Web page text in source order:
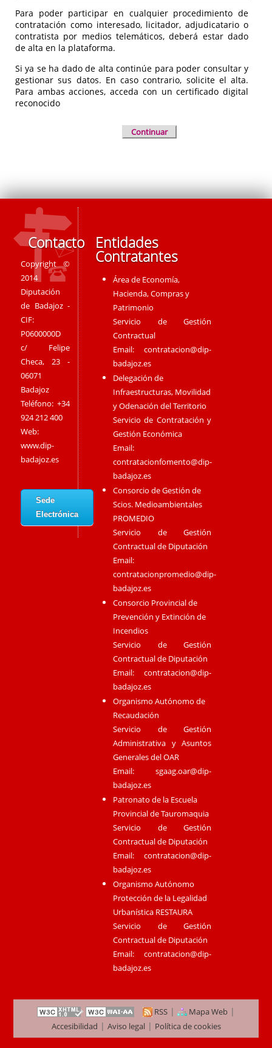
Para poder participar en cualquier procedimiento de
contratación como interesado, licitador, adjudicatario o
contratista por medios telemáticos, deberá estar dado
de alta en la plataforma.
Si ya se ha dado de alta continúe para poder consultar y
gestionar sus datos. En caso contrario, solicite el alta.
Para ambas acciones, acceda con un certificado digital
reconocido
Continuar
Contacto
Copyright ©
2014
Diputación
de Badajoz -
CIF:
P0600000D
c/ Felipe
Checa, 23 -
06071
Badajoz
Teléfono: +34
924 212 400
Web:
www.dip-
badajoz.es
Sede
Electrónica
Entidades
Contratantes
Área de Economía,
Hacienda, Compras y
Patrimonio
Servicio de Gestión
Contractual
Email:contratacion@dip-
badajoz.es
Delegación de
Infraestructuras, Movilidad
y Odenación del Territorio
Servicio de Contratación y
Gestión Económica
Email:
contratacionfomento@dip-
badajoz.es
Consorcio de Gestión de
Scios. Medioambientales
PROMEDIO
Servicio de Gestión
Contractual de Diputación
Email:
contratacionpromedio@dip-
badajoz.es
Consorcio Provincial de
Prevención y Extinción de
Incendios
Servicio de Gestión
Contractual de Diputación
Email:contratacion@dip-
badajoz.es
Organismo Autónomo de
Recaudación
Servicio de Gestión
Administrativa y Asuntos
Generales del OAR
Email:sgaag.oar@dip-
badajoz.es
Patronato de la Escuela
Provincial de Tauromaquia
Servicio de Gestión
Contractual de Diputación
Email:contratacion@dip-
badajoz.es
Organismo Autónomo
Protección de la Legalidad
Urbanística RESTAURA
Servicio de Gestión
Contractual de Diputación
Email:contratacion@dip-
badajoz.es
RSS | Mapa Web |
Accesibilidad | Aviso legal| Política de cookies